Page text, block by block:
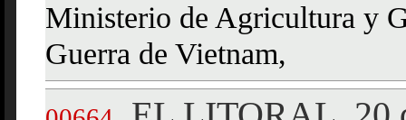
Ministerio de Agricultura y
Guerra de Vietnam,